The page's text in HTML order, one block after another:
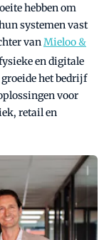
hebben om
systemen vast
vanMieloo &
en digitale
het bedrijf
voor
retail en